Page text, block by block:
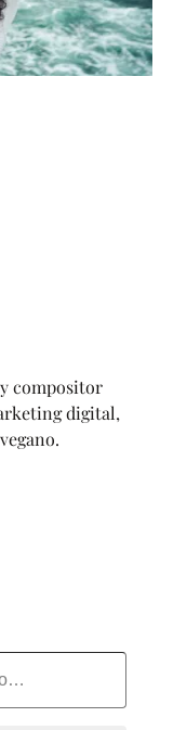
compositor
digital,